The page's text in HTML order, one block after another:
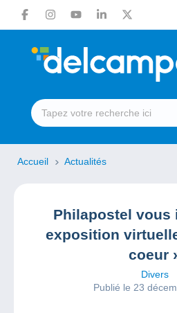
Accueil Actualités
Philapostel vous
exposition
coeur
Divers
Publié le 23